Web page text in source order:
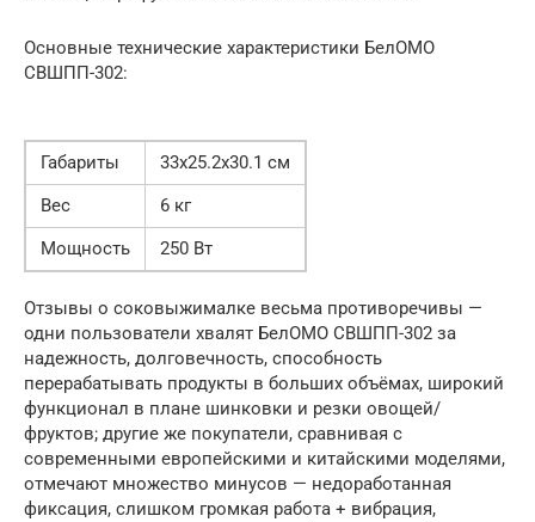
Основные технические характеристики БелОМО
СВШПП-302:
Габариты
33х25.2х30.1 см
Вес
6 кг
Мощность
250 Вт
Отзывы о соковыжималке весьма противоречивы —
одни пользователи хвалят БелОМО СВШПП-302 за
надежность, долговечность, способность
перерабатывать продукты в больших объёмах, широкий
функционал в плане шинковки и резки овощей/
фруктов; другие же покупатели, сравнивая с
современными европейскими и китайскими моделями,
отмечают множество минусов — недоработанная
фиксация, слишком громкая работа + вибрация,